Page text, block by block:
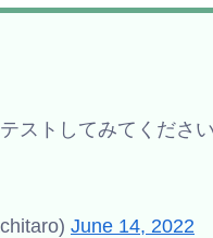
ストしてみてください
June 14, 2022